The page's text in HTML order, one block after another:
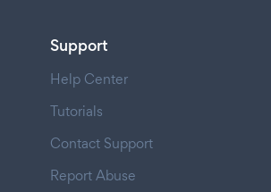
Support
Help Center
Tutorials
Contact Support
Report Abuse